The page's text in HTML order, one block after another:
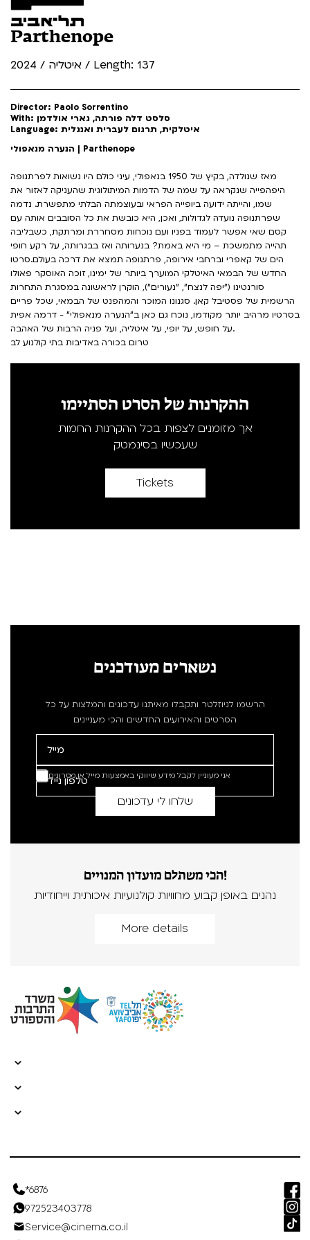
Parthenope
איטליה / 2024 / Length: 137
Director: Paolo Sorrentino
With: סלסט דלה פורתה, גארי אולדמן
Language: איטלקית, תרגום לעברית ואנגלית
הנערה מנאפולי | Parthenope
מאז שנולדה, בקיץ של 1950 בנאפולי, עיני כולם היו נשואות לפרתנופה
היפהפייה שנקראה על שמה של הדמות המיתולוגית שהעניקה לאזור את
שמו, והייתה ידועה ביופייה הפראי ובעוצמתה הבלתי מתפשרת. נדמה
שפרתנופה נועדה לגדולות, ואכן, היא כובשת את כל הסובבים אותה עם
קסם שאי אפשר לעמוד בפניו ועם נוכחות מסחררת ומרתקת, כשבליבה
תהייה מתמשכת – מי היא באמת? בנערותה ואז בבגרותה, על רקע חופי
הים של קאפרי וברחבי אירופה, פרתנופה תמצא את דרכה בעולם.סרטו
החדש של הבמאי האיטלקי המוערך ביותר של ימינו, זוכה האוסקר פאולו
סורנטינו ("יפה לנצח", "נעורים"), הוקרן לראשונה במסגרת התחרות
הרשמית של פסטיבל קאן. סגנונו המוכר והמהפנט של הבמאי, שכל פריים
בסרטיו מרהיב יותר מקודמו, נוכח גם כאן ב"הנערה מנאפולי" - דרמה אפית
על חופש, על יופי, על איטליה, ועל פניה הרבות של האהבה.
טרום בכורה באדיבות בתי קולנוע לב
ההקרנות של הסרט הסתיימו
אך מזומנים לצפות בכל ההקרנות החמות
שעכשיו בסינמטק
Tickets
נשארים מעודכנים
הרשמו לניוזלטר ותקבלו מאיתנו עדכונים והמלצות על כל
הסרטים והאירועים החדשים והכי מעניינים
אני מעוניין לקבל מידע שיווקי באמצעות מייל או מסרונים
הכי משתלם מועדון המנויים!
נהנים באופן קבוע מחוויות קולנועיות איכותית וייחודיות
More details
*6876
972523403778
Service@cinema.co.il